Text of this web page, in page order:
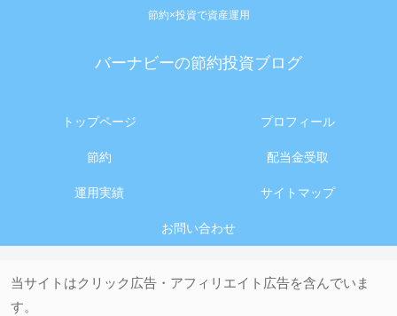
節約×投資で資産運用
バーナビーの節約投資ブログ
トップページ プロフィール
節約 配当金受取
運用実績 サイトマップ
お問い合わせ
当サイトはクリック広告・アフィリエイト広告を含んでいま
す。